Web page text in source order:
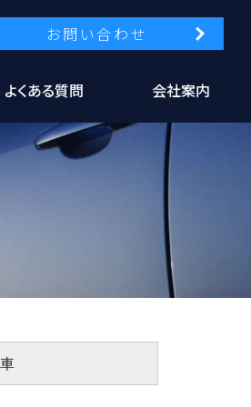
お問い合わせ
よくある質問 会社案内